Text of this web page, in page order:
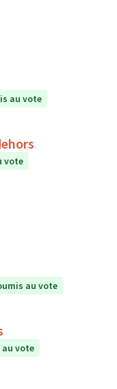
au vote
vote
au vote
au vote